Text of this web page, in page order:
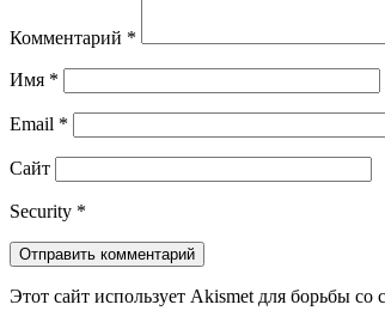
Комментарий *
Имя *
Email *
Сайт
Security *
Этот сайт использует Akismet для борьбы со